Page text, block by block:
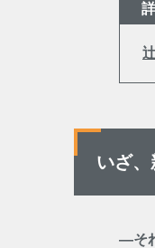
いざ、
―そ